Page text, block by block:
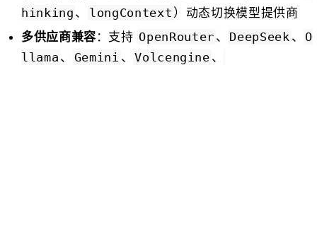
hinking 、 longContext ）动态切换模型提供商
多供应商兼容：支持 OpenRouter 、 DeepSeek 、
O
llama 、 Gemini 、 Volcengine 、